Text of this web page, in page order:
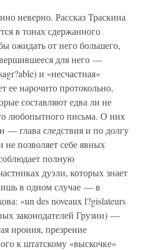
неверно. Рассказ Траскина
в тонах сдержанного
ожидать от него большего,
для него —
и «несчастная»
ее нарочито протокольно,
составляют едва ли не
любопытного письма. О них
— глава следствия и по долгу
позволяет себе явных
полную
дуэли, которых знает
в одном случае — в
«un des noveaux l?gislateurs
законодателей Грузии) —
ирония, презрение
к штатскому «выскочке»